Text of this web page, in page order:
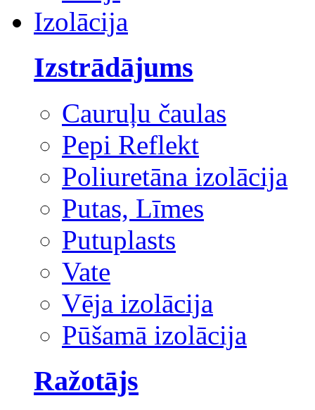
Izolācija
Izstrādājums
Cauruļu čaulas
Pepi Reflekt
Poliuretāna izolācija
Putas, Līmes
Putuplasts
Vate
Vēja izolācija
Pūšamā izolācija
Ražotājs